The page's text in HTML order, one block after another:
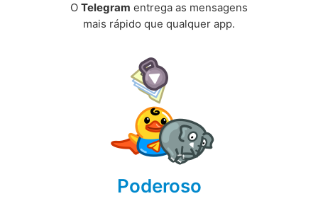
O Telegram entrega as mensagens
mais rápido que qualquer app.
Poderoso